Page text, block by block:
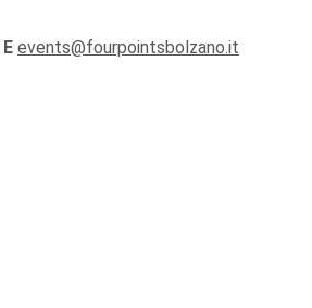
E events@fourpointsbolzano.it